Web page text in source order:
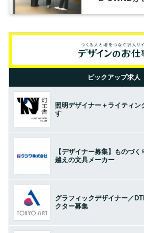
ピックアップ求人
照明デザイナー＋ライティン
す
【デザイナー募集】ものづ
越えの文具メーカー
グラフィックデザイナー／
クター募集